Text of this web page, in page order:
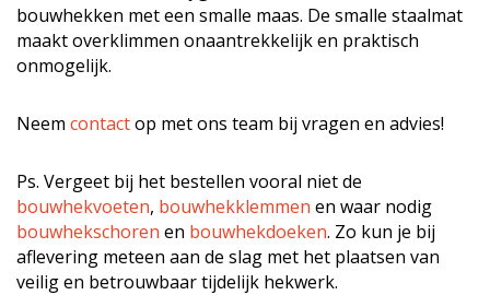
bouwhekken met een smalle maas. De smalle staalmat
maakt overklimmen onaantrekkelijk en praktisch
onmogelijk.
Neem contactop met ons team bij vragen en advies!
Ps. Vergeet bij het bestellen vooral niet de
bouwhekvoeten, bouwhekklemmen en waar nodig
bouwhekschoren en bouwhekdoeken. Zo kun je bij
aflevering meteen aan de slag met het plaatsen van
veilig en betrouwbaar tijdelijk hekwerk.